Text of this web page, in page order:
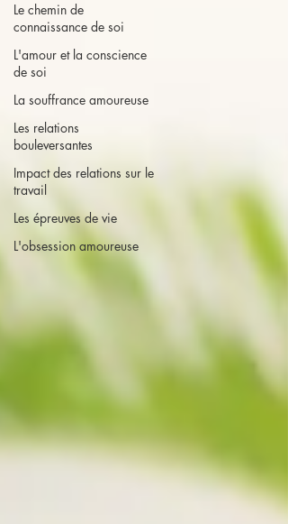
Le chemin de
connaissance de soi
L'amour et la conscience
de soi
La souffrance amoureuse
Les relations
bouleversantes
Impact des relations sur le
travail
Les épreuves de vie
L'obsession amoureuse